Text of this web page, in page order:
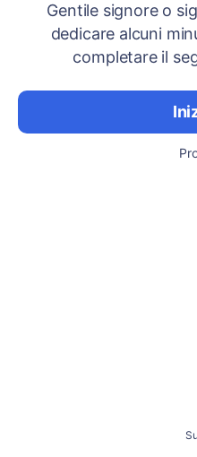
Gentile signore o
dedicare alcuni
completare il